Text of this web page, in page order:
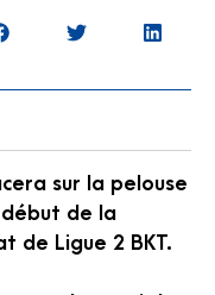
sur la pelouse
de la
de Ligue 2 BKT.